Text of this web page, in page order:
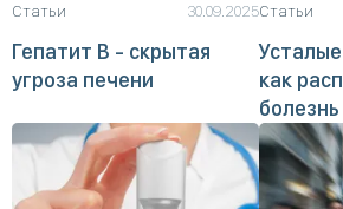
Статьи 30.09.2025
Гепатит B - скрытая
угроза печени
Статьи
как
болезнь